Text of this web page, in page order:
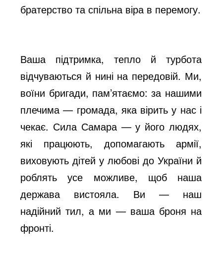
o
братерство та спільна віра в перемогу.
Ваша підтримка, тепло й турбота
відчуваються й нині на передовій. Ми,
воїни бригади, пам’ятаємо: за нашими
плечима — громада, яка вірить у нас і
чекає. Сила Самара — у його людях,
які працюють, допомагають армії,
виховують дітей у любові до України й
роблять усе можливе, щоб наша
держава вистояла. Ви — наш
надійний тил, а ми — ваша броня на
фронті.